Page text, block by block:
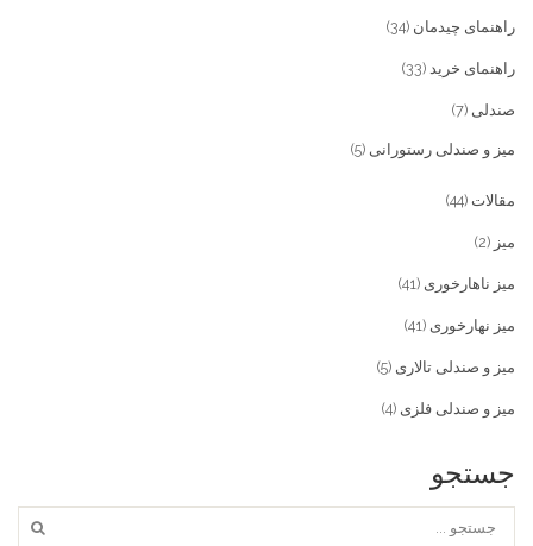
خدمات
تماس با ما
سوالات متداول
پیش پرداخت
راهنمای چیدمان (34)
راهنمای خرید (33)
صندلی (7)
میز و صندلی رستورانی (5)
مقالات (44)
میز (2)
میز ناهارخوری (41)
میز نهارخوری (41)
میز و صندلی تالاری (5)
میز و صندلی فلزی (4)
جستجو